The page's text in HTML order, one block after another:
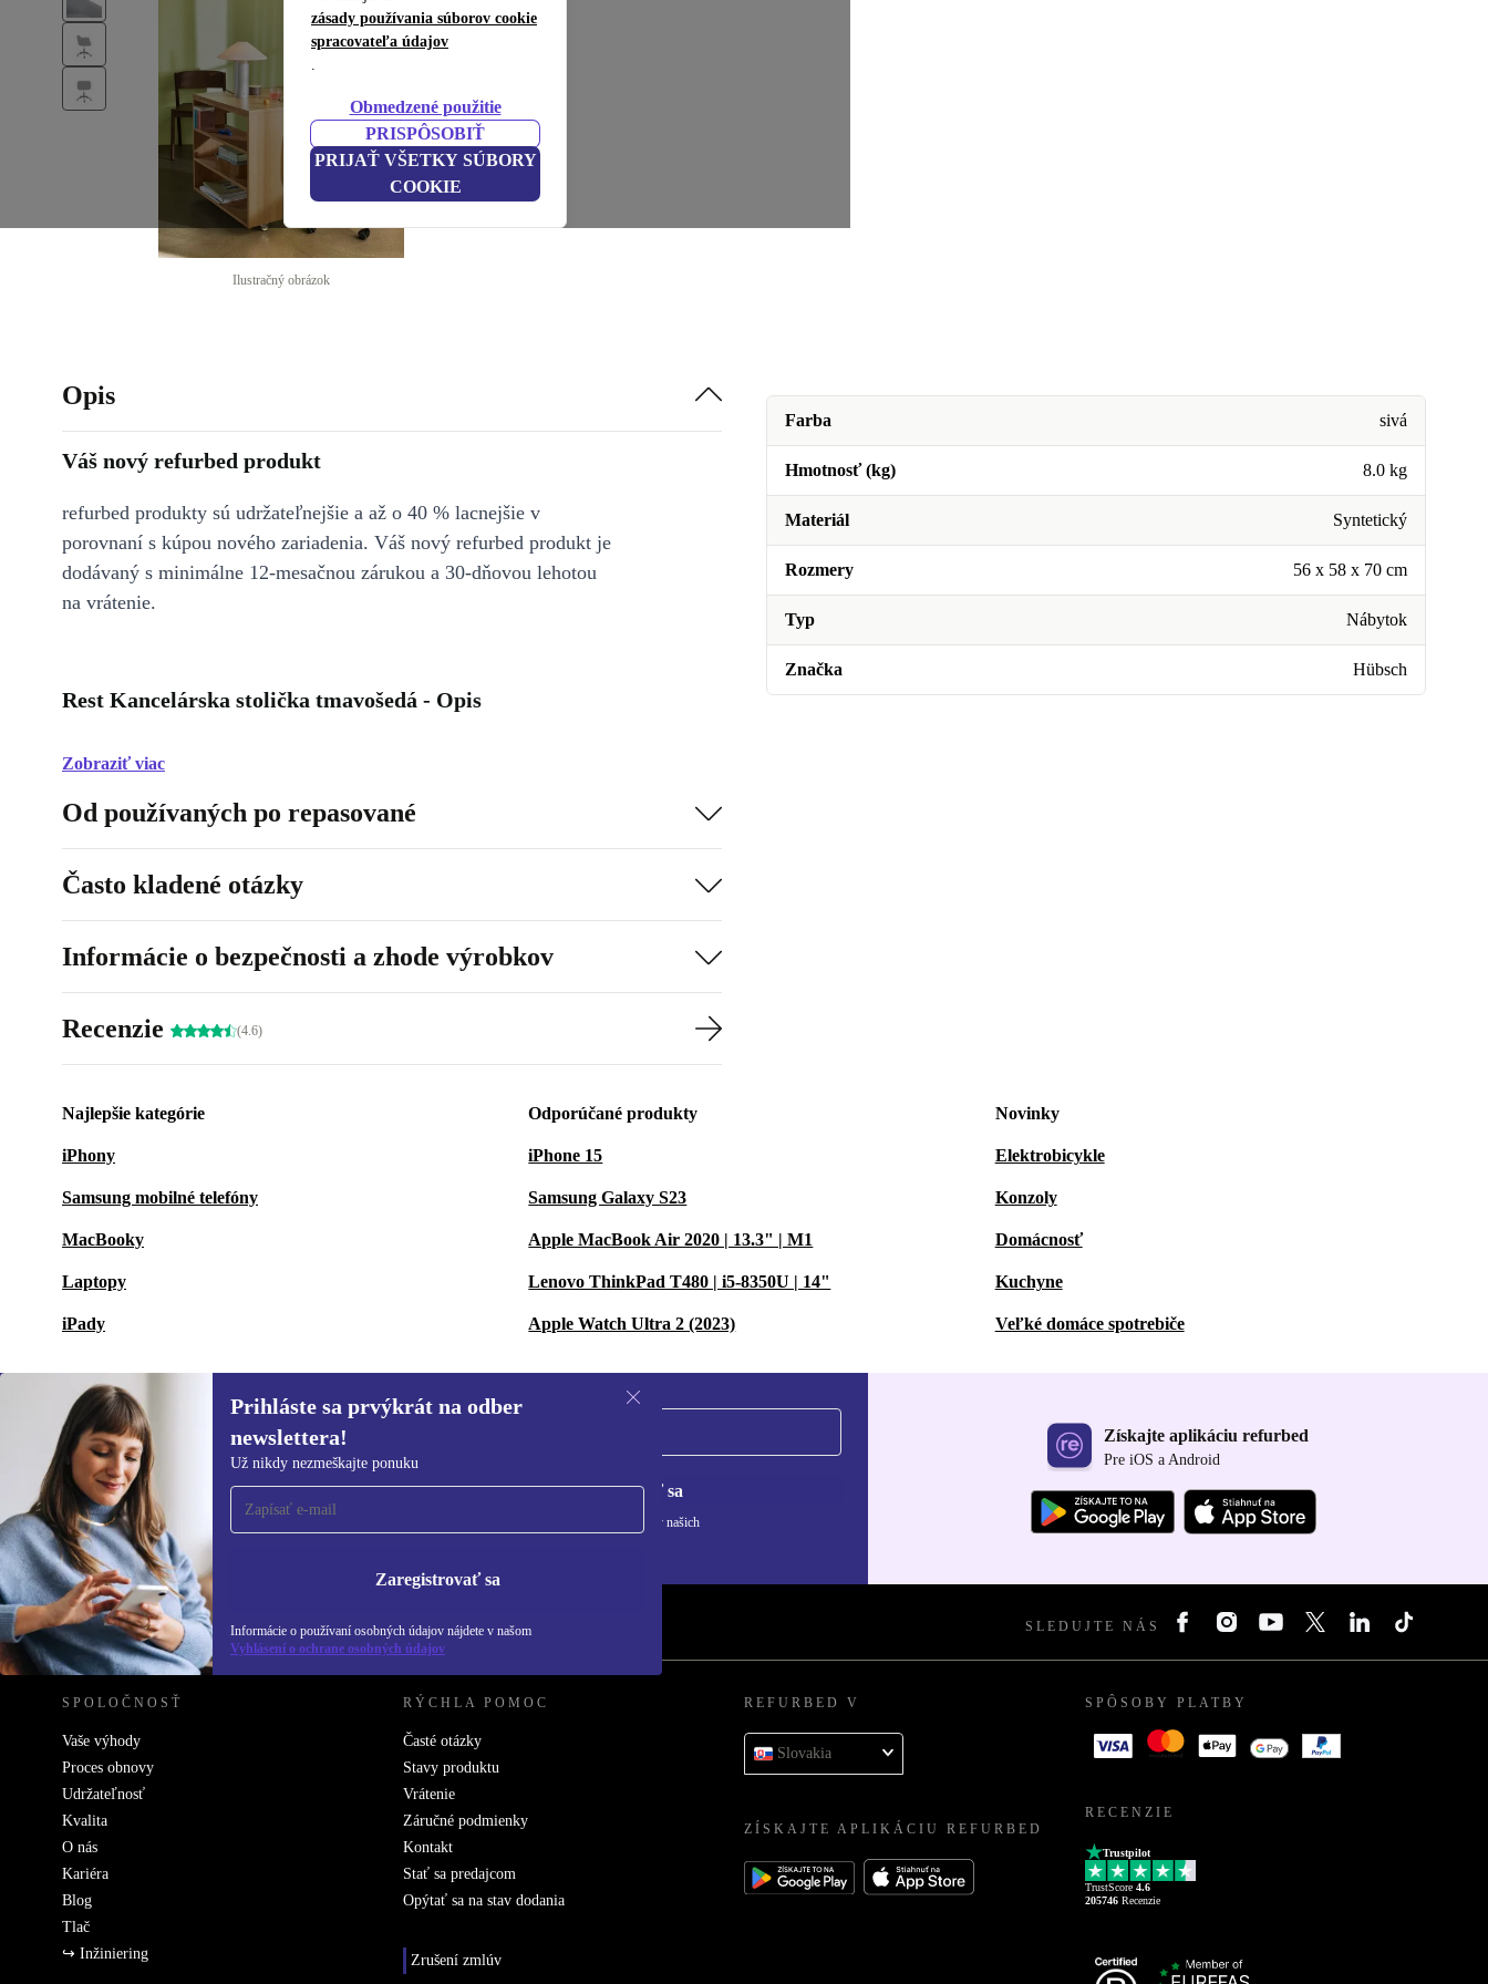
zásady používania súborov cookie
spracovateľa údajov
.
Obmedzené použitie
PRISPÔSOBIŤ
PRIJAŤ VŠETKY SÚBORY
COOKIE
Ilustračný obrázok
Farba sivá
Hmotnosť (kg) 8.0 kg
Materiál Syntetický
Rozmery 56 x 58 x 70 cm
Typ Nábytok
Značka Hübsch
Opis
Váš nový refurbed produkt
refurbed produkty sú udržateľnejšie a až o 40 % lacnejšie v
porovnaní s kúpou nového zariadenia. Váš nový refurbed produkt je
dodávaný s minimálne 12-mesačnou zárukou a 30-dňovou lehotou
na vrátenie.
Rest Kancelárska stolička tmavošedá - Opis
Zobraziť viac
Od používaných po repasované
Často kladené otázky
Informácie o bezpečnosti a zhode výrobkov
Recenzie (4.6)
Najlepšie kategórie
iPhony
Samsung mobilné telefóny
MacBooky
Laptopy
iPady
Odporúčané produkty
iPhone 15
Samsung Galaxy S23
Apple MacBook Air 2020 | 13.3" | M1
Lenovo ThinkPad T480 | i5-8350U | 14"
Apple Watch Ultra 2 (2023)
Novinky
Elektrobicykle
Konzoly
Domácnosť
Kuchyne
Veľké domáce spotrebiče
Prihláste sa prvýkrát na odber
newslettera!
Už nikdy nezmeškajte ponuku
Zaregistrovať sa
Informácie o používaní osobných údajov nájdete v našom
Vyhlásení o ochrane osobných údajov
Prihláste sa prvýkrát na
newsletter!
Už nikdy nezmeškajte ponuku.
Zaregistrovať sa
Informácie o používaní osobných údajov nájdete v našich
Získajte aplikáciu refurbed
Pre iOS a Android
REFURBED SLOVENSKO – RETHINK NEW. SLEDUJTE NÁS
SPOLOČNOSŤ
Vaše výhody
Proces obnovy
Udržateľnosť
Kvalita
O nás
Kariéra
Blog
Tlač
↪ Inžiniering
RÝCHLA POMOC
Časté otázky
Stavy produktu
Vrátenie
Záručné podmienky
Kontakt
Stať sa predajcom
Opýtať sa na stav dodania
Zrušení zmlúv
REFURBED V
Slovakia
ZÍSKAJTE APLIKÁCIU REFURBED
SPÔSOBY PLATBY
RECENZIE
Trustpilot
TrustScore 4.6
205746 Recenzie